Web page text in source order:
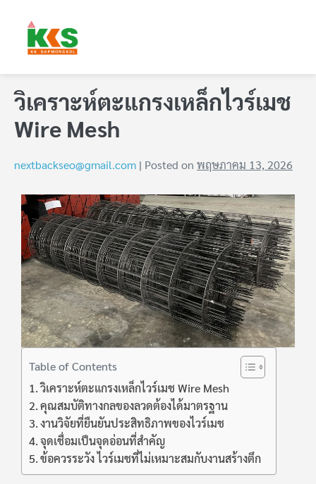
วิเคราะห์ตะแกรงเหล็กไวร์เมช
Wire Mesh
nextbackseo@gmail.com | Posted on พฤษภาคม 13, 2026
Table of Contents
วิเคราะห์ตะแกรงเหล็กไวร์เมช Wire Mesh
คุณสมบัติทางกลของลวดต้องได้มาตรฐาน
งานวิจัยที่ยืนยันประสิทธิภาพของไวร์เมช
จุดเชื่อมเป็นจุดอ่อนที่สำคัญ
ข้อควรระวัง ไวร์เมชที่ไม่เหมาะสมกับงานสร้างตึก